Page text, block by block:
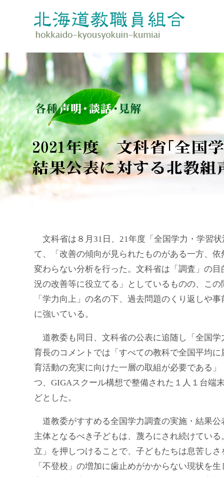
文科省は８月31日、21年度「全国学力・学習
て、「改善の傾向が見られたものがある一方、
変わらない分析を行った。文科省は「調査」の
況の改善等に役立てる」としているものの、こ
「学力向上」の名の下、過去問題のくり返しや
に強いている。
道教委も同日、文科省の公表に追随し「全国
育長のコメントでは「すべての教科で全国平均
育活動の充実に向けた一層の取組が必要である
つ、GIGAスクール構想で整備された１人１台端
どとした。
道教委がすすめる全国学力調査の実施・結果
主体となるべき子どもは、蔑ろにされ続けてい
立」を押しつけることで、子どもたちは息苦し
「不登校」の増加に歯止めがかからない現状を